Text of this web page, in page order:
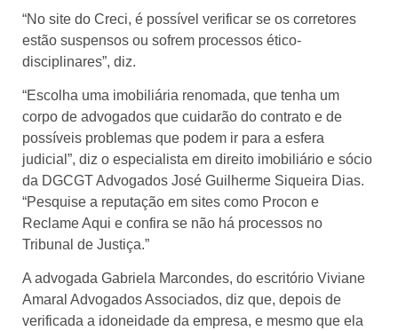
“No site do Creci, é possível verificar se os corretores
estão suspensos ou sofrem processos ético-
disciplinares”, diz.
“Escolha uma imobiliária renomada, que tenha um
corpo de advogados que cuidarão do contrato e de
possíveis problemas que podem ir para a esfera
judicial”, diz o especialista em direito imobiliário e sócio
da DGCGT Advogados José Guilherme Siqueira Dias.
“Pesquise a reputação em sites como Procon e
Reclame Aqui e confira se não há processos no
Tribunal de Justiça.”
A advogada Gabriela Marcondes, do escritório Viviane
Amaral Advogados Associados, diz que, depois de
verificada a idoneidade da empresa, e mesmo que ela